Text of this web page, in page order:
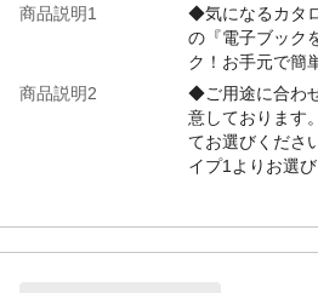
商品説明1
◆気になるカタ
の『電子ブック
ク！お手元で簡
商品説明2
◆ご用途に合わ
意しております
てお選びくださ
イプ1よりお選び
注意事項1
●商品ラインナ